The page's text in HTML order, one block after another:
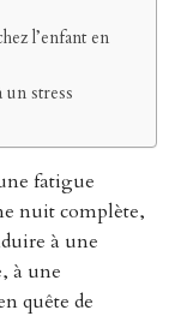
l’enfant en
stress
fatigue
nuit complète,
à une
à une
quête de